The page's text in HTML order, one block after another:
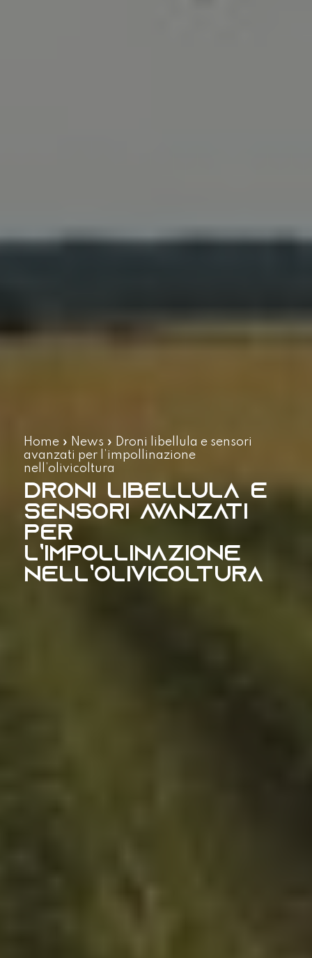
Home» News »
Droni libellula e sensori
avanzati per l’impollinazione
nell’olivicoltura
Droni libellula e
sensori avanzati
per
l’impollinazione
nell’olivicoltura